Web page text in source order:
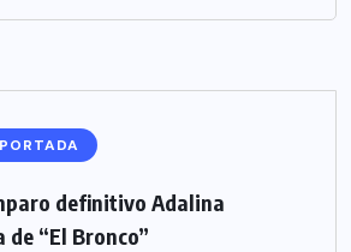
PORTADA
definitivo Adalina
de “El Bronco”